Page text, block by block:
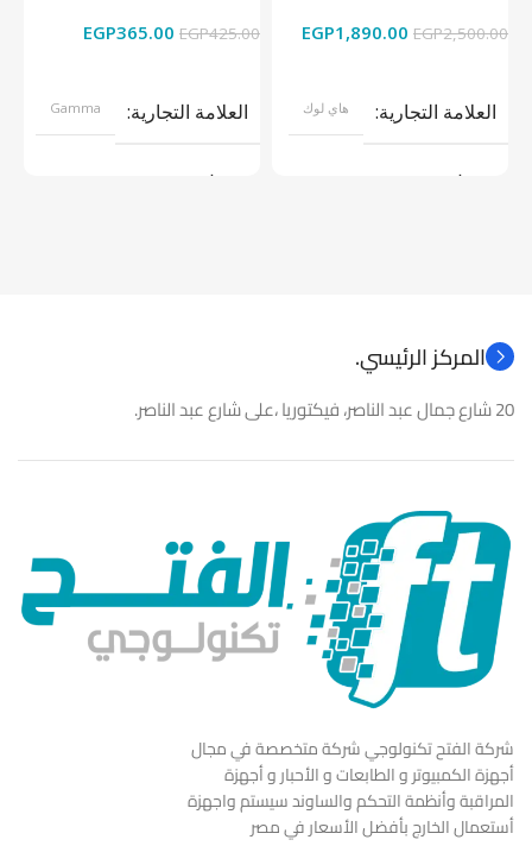
EGP2,500.00
EGP1,890.00
العلامة التجارية هاي لوك
موديل
EGP425.00
EGP365.00
العلامة التجارية Gamma
موديل
المركز الرئيسي.
20 شارع جمال عبد الناصر، فيكتوريا ،على شارع عبد الناصر.
شركة الفتح تكنولوجي شركة متخصصة في مجال
أجهزة الكمبيوتر و الطابعات و الأحبار و أجهزة
المراقبة وأنظمة التحكم والساوند سيستم واجهزة
أستعمال الخارج بأفضل الأسعار في مصر